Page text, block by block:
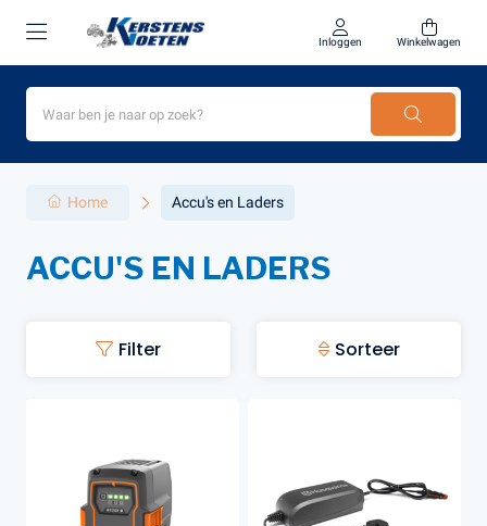
Inloggen Winkelwagen
Home Accu's en Laders
ACCU'S EN LADERS
Filter Sorteer